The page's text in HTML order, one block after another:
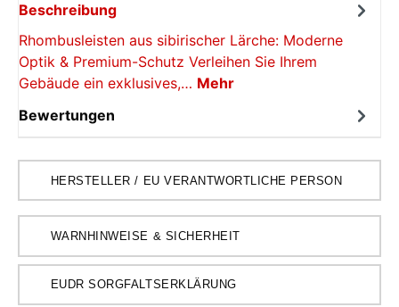
Beschreibung
Rhombusleisten aus sibirischer Lärche: Moderne
Optik & Premium-Schutz Verleihen Sie Ihrem
Gebäude ein exklusives,… Mehr
Bewertungen
HERSTELLER / EU VERANTWORTLICHE PERSON
WARNHINWEISE & SICHERHEIT
EUDR SORGFALTSERKLÄRUNG